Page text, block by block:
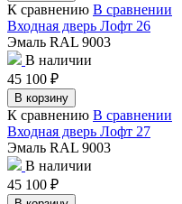
К сравнению В сравнении
Входная дверь Лофт 26
Эмаль RAL 9003
В наличии
45 100 ₽
В корзину
К сравнению В сравнении
Входная дверь Лофт 27
Эмаль RAL 9003
В наличии
45 100 ₽